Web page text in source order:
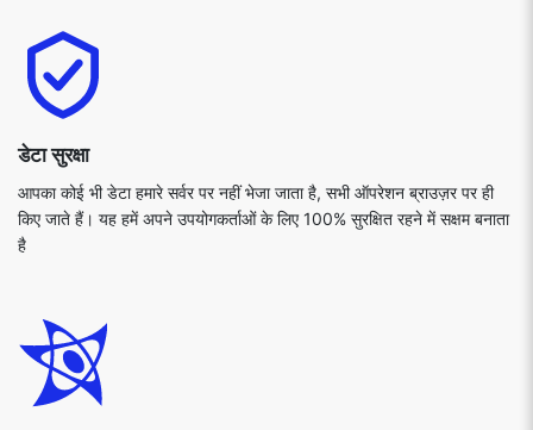
डेटा सुरक्षा
आपका कोई भी डेटा हमारे सर्वर पर नहीं भेजा जाता है, सभी ऑपरेशन ब्राउज़र पर ही
किए जाते हैं। यह हमें अपने उपयोगकर्ताओं के लिए 100% सुरक्षित रहने में सक्षम बनाता
है